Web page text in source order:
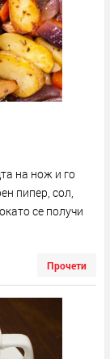
на нож и го
пипер, сол,
се получи
Прочети